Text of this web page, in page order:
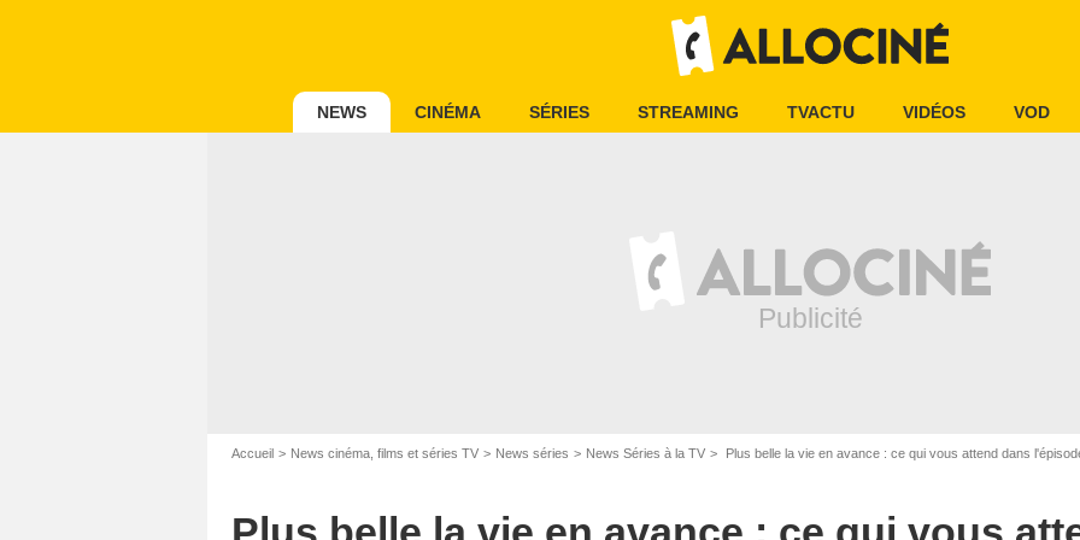
NEWS CINÉMA SÉRIES STREAMING TVACTU VIDÉOS VOD
Accueil News cinéma, films et séries TV News séries News Séries à la TV Plus belle la vie en avance : ce qui vous attend dans